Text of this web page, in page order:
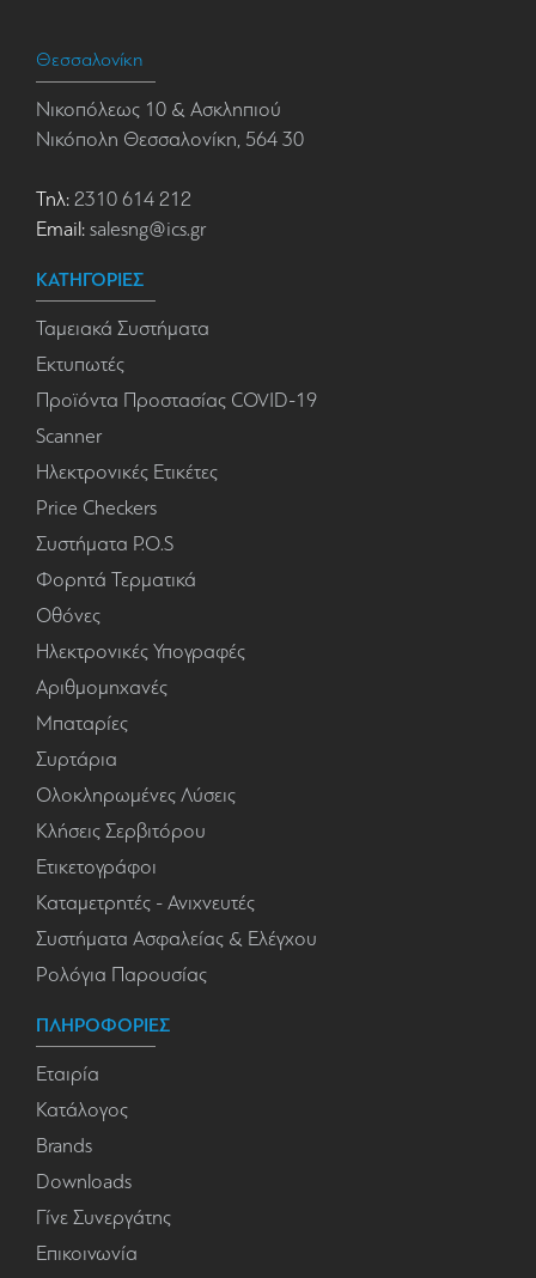
Θεσσαλονίκη
Νικοπόλεως 10 & Ασκληπιού
Νικόπολη Θεσσαλονίκη, 564 30
Τηλ: 2310 614 212
Email: salesng@ics.gr
ΚΑΤΗΓΟΡΙΕΣ
Ταμειακά Συστήματα
Εκτυπωτές
Προϊόντα Προστασίας COVID-19
Scanner
Ηλεκτρονικές Ετικέτες
Price Checkers
Συστήματα P.O.S
Φορητά Τερματικά
Οθόνες
Ηλεκτρονικές Υπογραφές
Αριθμομηχανές
Μπαταρίες
Συρτάρια
Ολοκληρωμένες Λύσεις
Κλήσεις Σερβιτόρου
Ετικετογράφοι
Καταμετρητές - Ανιχνευτές
Συστήματα Ασφαλείας & Ελέγχου
Ρολόγια Παρουσίας
ΠΛΗΡΟΦΟΡΙΕΣ
Εταιρία
Κατάλογος
Brands
Downloads
Γίνε Συνεργάτης
Επικοινωνία